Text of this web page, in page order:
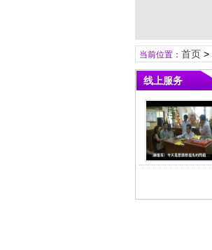
当前位置： 首页>
线上服务